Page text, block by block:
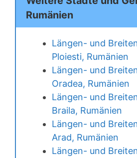
Rumänien
Längen- und
Ploiesti, Rumänien
Längen- und
Oradea, Rumänien
Längen- und
Braila, Rumänien
Längen- und
Arad, Rumänien
Längen- und